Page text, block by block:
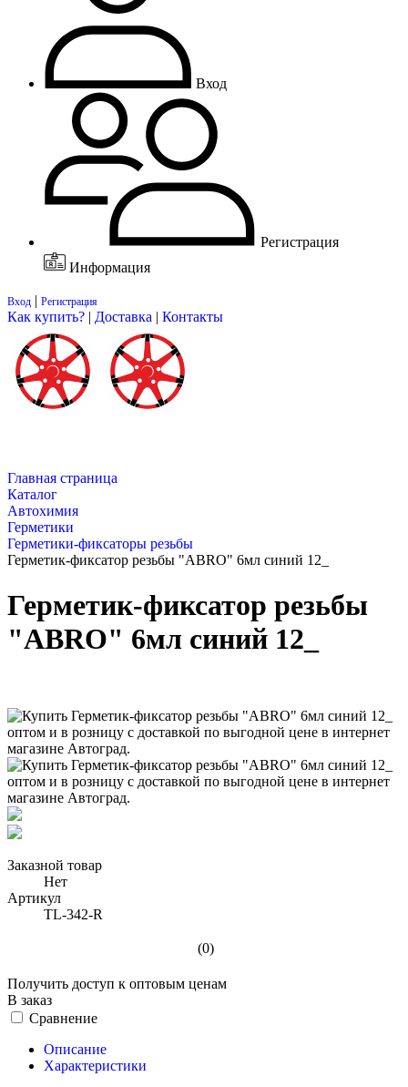
Вход
Регистрация
Информация
Вход | Регистрация
Как купить? | Доставка | Контакты
Главная страница
Каталог
Автохимия
Герметики
Герметики-фиксаторы резьбы
Герметик-фиксатор резьбы "ABRO" 6мл синий 12_
Герметик-фиксатор резьбы
"ABRO" 6мл синий 12_
Заказной товар
Нет
Артикул
TL-342-R
(0)
Получить доступ к оптовым ценам
В заказ
Сравнение
Описание
Характеристики